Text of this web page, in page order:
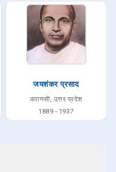
जयशंकर प्रसाद
वाराणसी, उत्तर प्रदेश
1889 - 1937